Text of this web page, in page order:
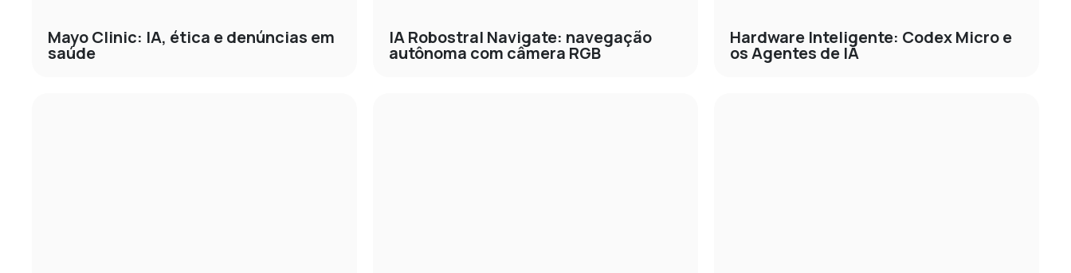
Mayo Clinic: IA, ética e denúncias em
saúde
IA Robostral Navigate: navegação
autônoma com câmera RGB
Hardware Inteligente: Codex Micro e
os Agentes de IA